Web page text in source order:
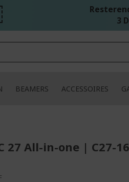
3
BEAMERS ACCESSOIRES
27 All-in-one | C27-